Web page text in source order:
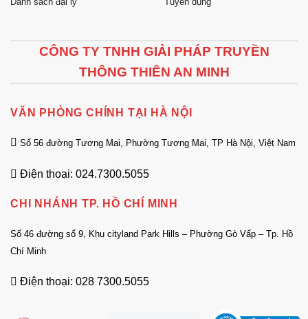
CÔNG TY TNHH GIẢI PHÁP TRUYỀN
THÔNG THIÊN AN MINH
VĂN PHÒNG CHÍNH TẠI HÀ NỘI
Số 56 đường Tương Mai, Phường Tương Mai, TP Hà Nội, Việt Nam
Điện thoại: 024.7300.5055
CHI NHÁNH TP. HỒ CHÍ MINH
Số 46 đường số 9, Khu cityland Park Hills – Phường Gò Vấp – Tp. Hồ
Chí Minh
Điện thoại: 028 7300.5055